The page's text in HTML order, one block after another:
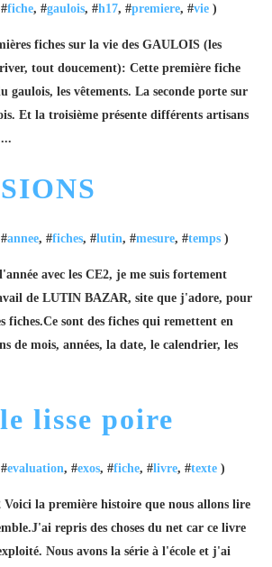
fiche, #gaulois, #h17, #premiere, #vie )
fiches sur la vie des GAULOIS (les
tout doucement): Cette première fiche
gaulois, les vêtements. La seconde porte sur
Et la troisième présente différents artisans
annee, #fiches, #lutin, #mesure, #temps )
avec les CE2, je me suis fortement
de LUTIN BAZAR, site que j'adore, pour
fiches.Ce sont des fiches qui remettent en
de mois, années, la date, le calendrier, les
lisse poire
evaluation, #exos, #fiche, #livre, #texte )
Voici la première histoire que nous allons lire
repris des choses du net car ce livre
Nous avons la série à l'école et j'ai